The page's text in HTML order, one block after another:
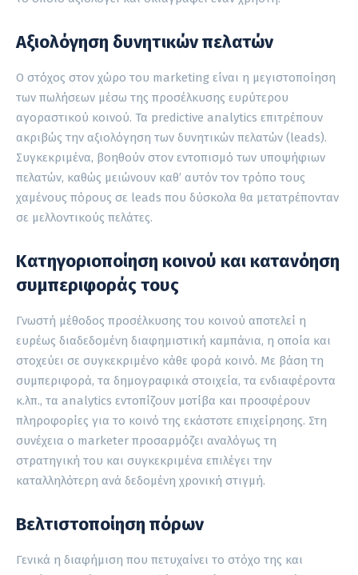
Αξιολόγηση δυνητικών πελατών
Ο στόχος στον χώρο του marketing είναι η μεγιστοποίηση
των πωλήσεων μέσω της προσέλκυσης ευρύτερου
αγοραστικού κοινού. Τα predictive analytics επιτρέπουν
ακριβώς την αξιολόγηση των δυνητικών πελατών (leads).
Συγκεκριμένα, βοηθούν στον εντοπισμό των υποψήφιων
πελατών, καθώς μειώνουν καθ’ αυτόν τον τρόπο τους
χαμένους πόρους σε leads που δύσκολα θα μετατρέπονταν
σε μελλοντικούς πελάτες.
Κατηγοριοποίηση κοινού και κατανόηση
συμπεριφοράς τους
Γνωστή μέθοδος προσέλκυσης του κοινού αποτελεί η
ευρέως διαδεδομένη διαφημιστική καμπάνια, η οποία και
στοχεύει σε συγκεκριμένο κάθε φορά κοινό. Με βάση τη
συμπεριφορά, τα δημογραφικά στοιχεία, τα ενδιαφέροντα
κ.λπ., τα analytics εντοπίζουν μοτίβα και προσφέρουν
πληροφορίες για το κοινό της εκάστοτε επιχείρησης. Στη
συνέχεια ο marketer προσαρμόζει αναλόγως τη
στρατηγική του και συγκεκριμένα επιλέγει την
καταλληλότερη ανά δεδομένη χρονική στιγμή.
Βελτιστοποίηση πόρων
Γενικά η διαφήμιση που πετυχαίνει το στόχο της και